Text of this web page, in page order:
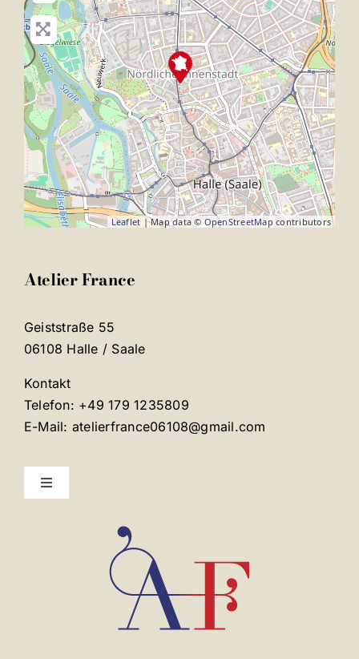
Leaflet | Map data © OpenStreetMap contributors
Atelier France
Geiststraße 55
06108 Halle / Saale
Kontakt
Telefon: +49 179 1235809
E-Mail: atelierfrance06108@gmail.com
Toggle
Mentions légales